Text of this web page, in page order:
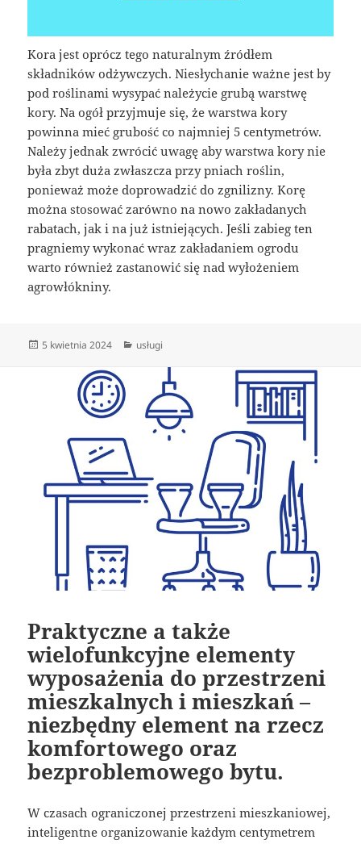
Kora jest oprócz tego naturalnym źródłem
składników odżywczych. Niesłychanie ważne jest by
pod roślinami wysypać należycie grubą warstwę
kory. Na ogół przyjmuje się, że warstwa kory
powinna mieć grubość co najmniej 5 centymetrów.
Należy jednak zwrócić uwagę aby warstwa kory nie
była zbyt duża zwłaszcza przy pniach roślin,
ponieważ może doprowadzić do zgnilizny. Korę
można stosować zarówno na nowo zakładanych
rabatach, jak i na już istniejących. Jeśli zabieg ten
pragniemy wykonać wraz zakładaniem ogrodu
warto również zastanowić się nad wyłożeniem
agrowłókniny.
Data
5 kwietnia 2024 Kategorie
usługi
Praktyczne a także
wielofunkcyjne elementy
wyposażenia do przestrzeni
mieszkalnych i mieszkań –
niezbędny element na rzecz
komfortowego oraz
bezproblemowego bytu.
W czasach ograniczonej przestrzeni mieszkaniowej,
inteligentne organizowanie każdym centymetrem